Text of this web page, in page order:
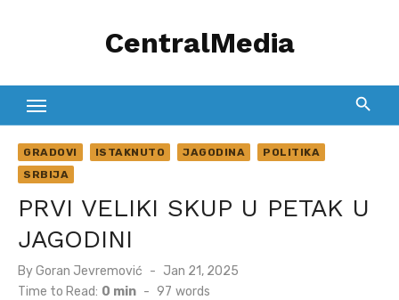
CentralMedia
GRADOVI ISTAKNUTO JAGODINA
POLITIKA
SRBIJA
PRVI VELIKI SKUP U PETAK U
JAGODINI
ByGoran Jevremović
Posted
on
Jan 21, 2025
Time to Read: 0 min - 97 words